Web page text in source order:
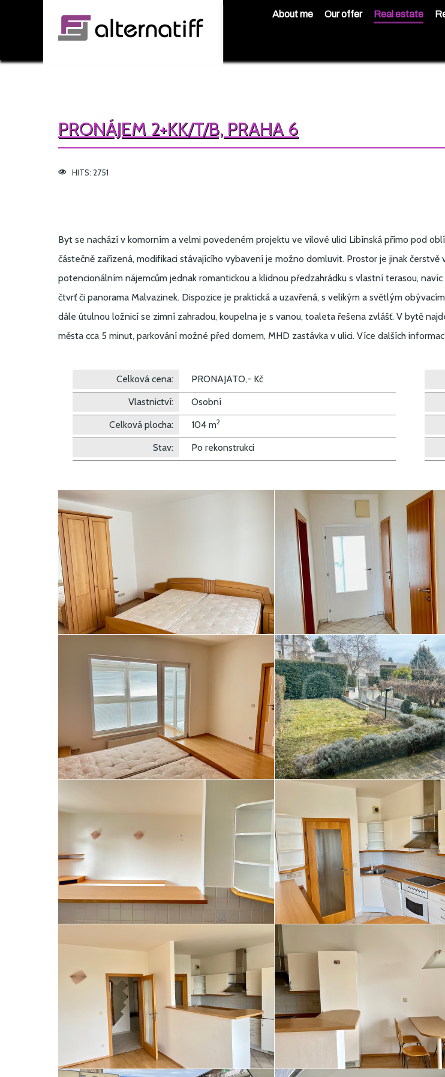
About me Our offer Real estate
PRONÁJEM 2+KK/T/B, PRAHA 6
HITS: 2751
Byt se nachází v komorním a velmi povedeném projektu ve vilové ulici Libínská přímo pod
částečně zařízená, modifikaci stávajícího vybavení je možno domluvit. Prostor je jinak
potencionálním nájemcům jednak romantickou a klidnou předzahrádku s vlastní terasou,
čtvrť či panorama Malvazinek. Dispozice je praktická a uzavřená, s velikým a světlým
dále útulnou ložnicí se zimní zahradou, koupelna je s vanou, toaleta řešena zvlášť. V bytě
města cca 5 minut, parkování možné před domem, MHD zastávka v ulici. Více dalších
Celková cena:
PRONAJATO,- Kč
Vlastnictví:
Osobní
Celková plocha:
104 m2
Stav: Po rekonstrukci